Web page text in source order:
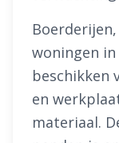
woningen
beschikken
en
materiaal.